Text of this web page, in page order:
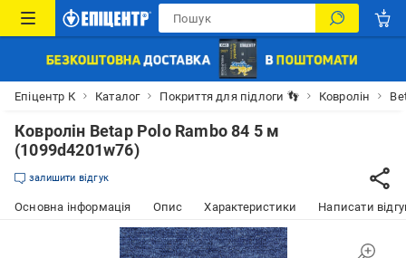
Епіцентр К Каталог Покриття для підлоги 👣 Ковролін
Ковролін Betap Polo Rambo 84 5 м
(1099d4201w76)
залишити відгук
Основна інформація Опис Характеристики Написати